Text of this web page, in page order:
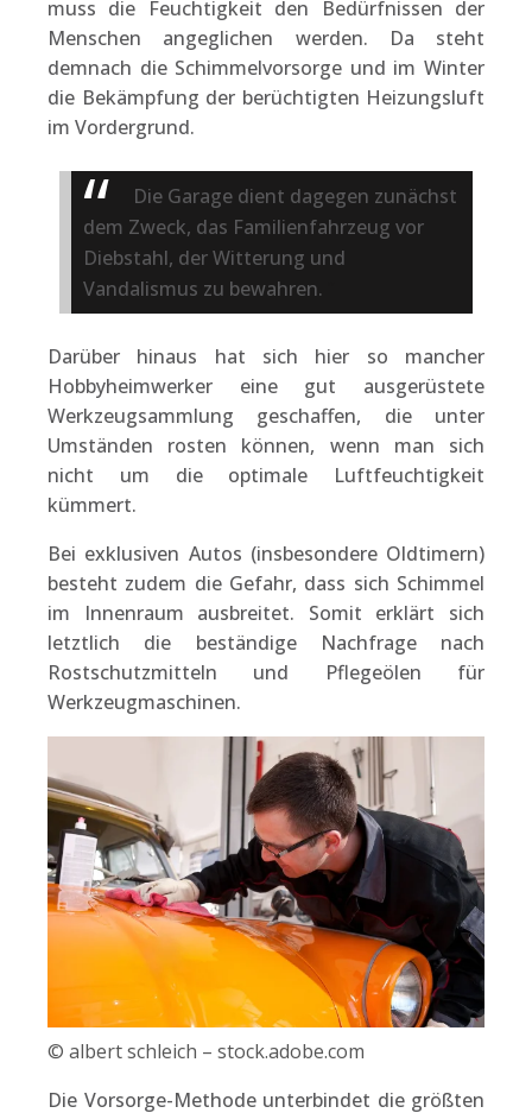
muss die Feuchtigkeit den Bedürfnissen der
Menschen angeglichen werden. Da steht
demnach die Schimmelvorsorge und im Winter
die Bekämpfung der berüchtigten Heizungsluft
im Vordergrund.
Die Garage dient dagegen zunächst
dem Zweck, das Familienfahrzeug vor
Diebstahl, der Witterung und
Vandalismus zu bewahren.
Darüber hinaus hat sich hier so mancher
Hobbyheimwerker eine gut ausgerüstete
Werkzeugsammlung geschaffen, die unter
Umständen rosten können, wenn man sich
nicht um die optimale Luftfeuchtigkeit
kümmert.
Bei exklusiven Autos (insbesondere Oldtimern)
besteht zudem die Gefahr, dass sich Schimmel
im Innenraum ausbreitet. Somit erklärt sich
letztlich die beständige Nachfrage nach
Rostschutzmitteln und Pflegeölen für
Werkzeugmaschinen.
© albert schleich – stock.adobe.com
Die Vorsorge-Methode unterbindet die größten